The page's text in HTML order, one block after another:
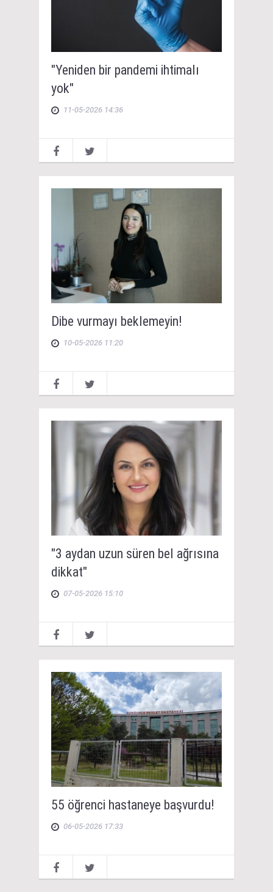
"Yeniden bir pandemi ihtimalı
yok"
11-05-2026 14:36
Dibe vurmayı beklemeyin!
10-05-2026 11:20
"3 aydan uzun süren bel ağrısına
dikkat"
07-05-2026 15:10
55 öğrenci hastaneye başvurdu!
06-05-2026 17:33